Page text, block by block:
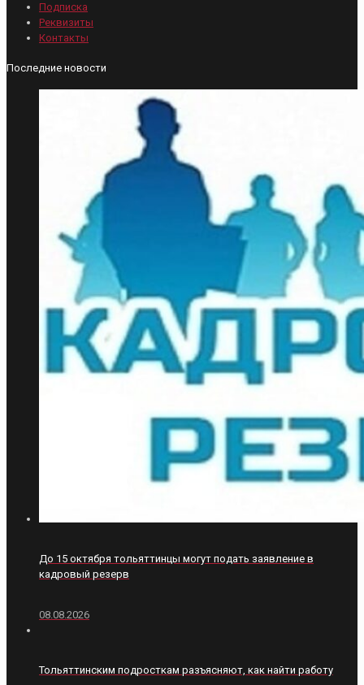
Подписка
Реквизиты
Контакты
Последние новости
До 15 октября тольяттинцы могут подать заявление в
кадровый резерв
08.08.2026
Тольяттинским подросткам разъясняют, как найти работу